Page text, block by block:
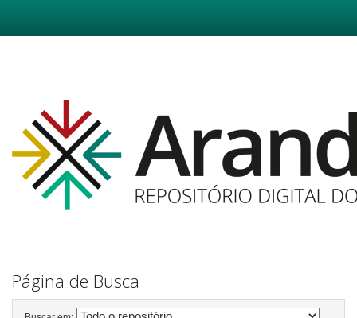
Página de Busca